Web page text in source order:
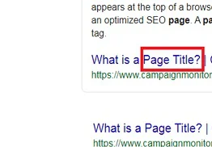
Chưa có sản phẩm